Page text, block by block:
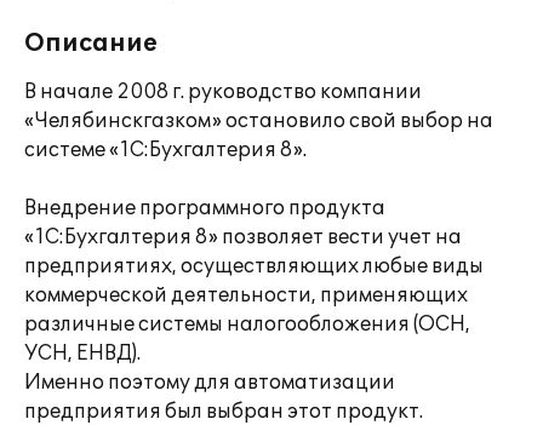
Описание
В начале 2008 г. руководство компании
«Челябинскгазком» остановило свой выбор на
системе «1С:Бухгалтерия 8».
Внедрение программного продукта
«1С:Бухгалтерия 8» позволяет вести учет на
предприятиях, осуществляющих любые виды
коммерческой деятельности, применяющих
различные системы налогообложения (ОСН,
УСН, ЕНВД).
Именно поэтому для автоматизации
предприятия был выбран этот продукт.